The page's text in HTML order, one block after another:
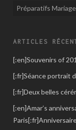
Préparatifs Mariage
ARTICLES
[:en]Souvenirs of
[:fr]Séance portrait
[:fr]Deux belles
[:en]Amar’s